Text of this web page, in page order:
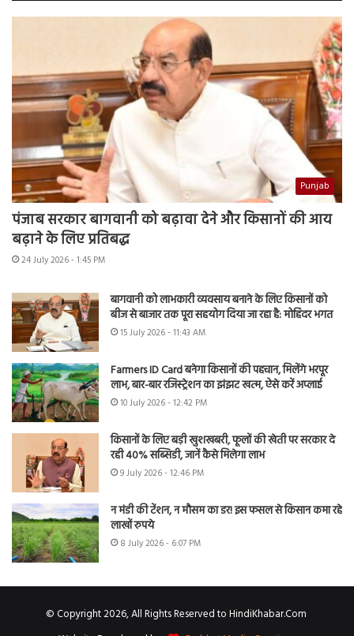
Punjab
पंजाब सरकार बागवानी को बढ़ावा देने और किसानों की आय
बढ़ाने के लिए प्रतिबद्ध
24 July 2026 - 1:45 PM
बागवानी को लाभकारी व्यवसाय बनाने के लिए किसानों को
बीज से बाजार तक पूरा सहयोग दिया जा रहा है: मोहिंदर भगत
15 July 2026 - 11:43 AM
Farmers ID Card बनेगा किसानों की पहचान, मिलेंगे भरपूर
लाभ, बार-बार रजिस्ट्रेशन का झंझट खत्म, ऐसे करें अप्लाई
10 July 2026 - 12:42 PM
किसानों के लिए बड़ी खुशखबरी, फूलों की खेती पर सरकार दे
रही 40% सब्सिडी, जानें कैसे मिलेगा लाभ
9 July 2026 - 12:46 PM
न मंडी की टेंशन, न मौसम का डर! इस फसल से किसान कमा रहे
लाखों रुपये
8 July 2026 - 6:07 PM
© Copyright 2026, All Rights Reserved to HindiKhabar.Com